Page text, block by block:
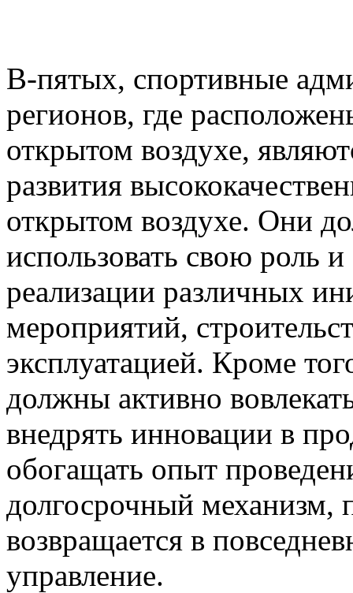
В-пятых, спортивные
регионов, где
открытом воздухе,
развития
открытом воздухе. Они
использовать свою роль и
реализации различных
мероприятий,
эксплуатацией. Кроме
должны активно
внедрять инновации в
обогащать опыт
долгосрочный механизм,
возвращается в
управление.